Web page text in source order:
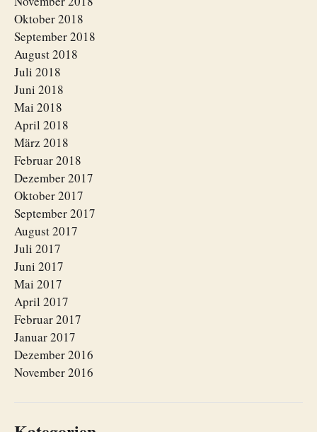
Oktober 2018
September 2018
August 2018
Juli 2018
Juni 2018
Mai 2018
April 2018
März 2018
Februar 2018
Dezember 2017
Oktober 2017
September 2017
August 2017
Juli 2017
Juni 2017
Mai 2017
April 2017
Februar 2017
Januar 2017
Dezember 2016
November 2016